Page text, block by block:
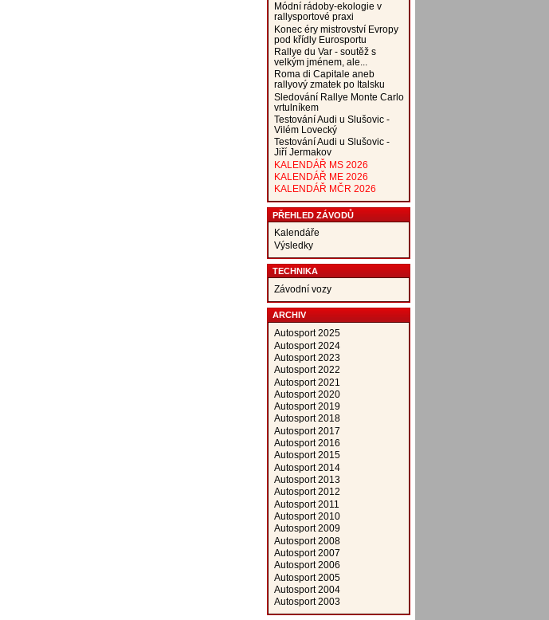
Módní rádoby-ekologie v
rallysportové praxi
Konec éry mistrovství Evropy
pod křídly Eurosportu
Rallye du Var - soutěž s
velkým jménem, ale...
Roma di Capitale aneb
rallyový zmatek po Italsku
Sledování Rallye Monte Carlo
vrtulníkem
Testování Audi u Slušovic -
Vilém Lovecký
Testování Audi u Slušovic -
Jiří Jermakov
KALENDÁŘ MS 2026
KALENDÁŘ ME 2026
KALENDÁŘ MČR 2026
PŘEHLED ZÁVODŮ
Kalendáře
Výsledky
TECHNIKA
Závodní vozy
ARCHIV
Autosport 2025
Autosport 2024
Autosport 2023
Autosport 2022
Autosport 2021
Autosport 2020
Autosport 2019
Autosport 2018
Autosport 2017
Autosport 2016
Autosport 2015
Autosport 2014
Autosport 2013
Autosport 2012
Autosport 2011
Autosport 2010
Autosport 2009
Autosport 2008
Autosport 2007
Autosport 2006
Autosport 2005
Autosport 2004
Autosport 2003